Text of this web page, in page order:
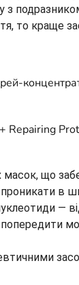
то краще
Repairing
що
в
—